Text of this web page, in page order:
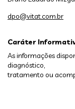
Caráter
As informações
diagnóstico,
tratamento ou
dpo@vitat.com.br